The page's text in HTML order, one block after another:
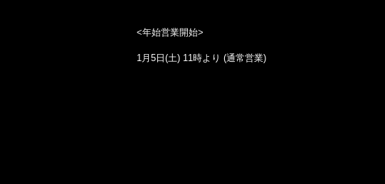
<年始営業開始>
1月5日(土) 11時より (通常営業)